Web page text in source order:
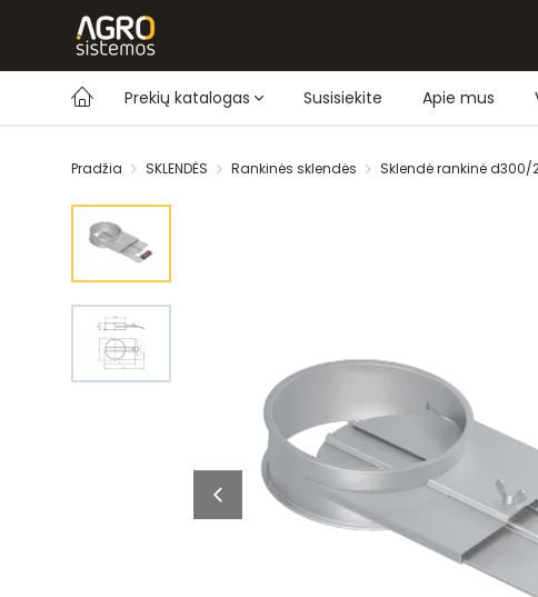
Prekių katalogas Susisiekite Apie mus
Pradžia SKLENDĖS Rankinės sklendės Sklendė rankinė